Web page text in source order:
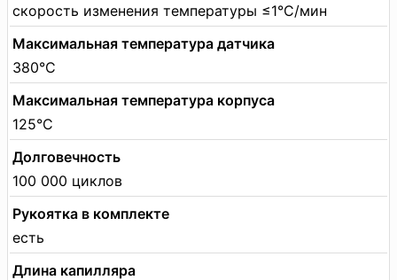
скорость изменения температуры ≤1°C/мин
Максимальная температура датчика
380°C
Максимальная температура корпуса
125°C
Долговечность
100 000 циклов
Рукоятка в комплекте
есть
Длина капилляра